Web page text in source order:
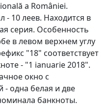
a României.
- 10 леев. Находится в
серия. Особенность
в левом верхнем углу
"18" соответствует
- "1 ianuarie 2018".
окно с
- одна белая и две
банкноты.